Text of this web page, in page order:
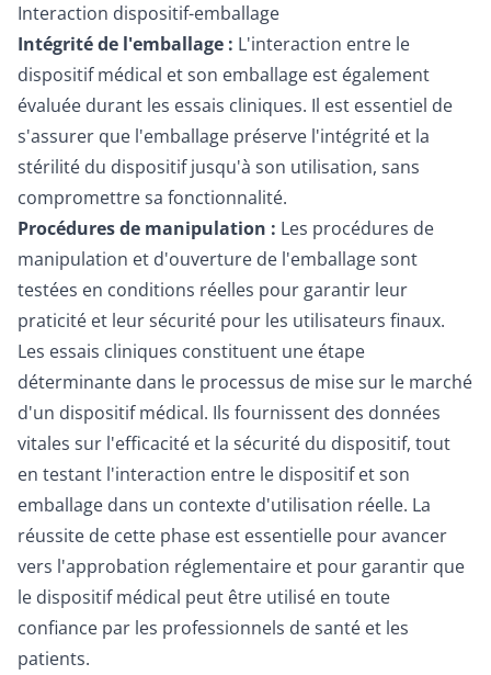
Interaction dispositif-emballage
Intégrité de l'emballage : L'interaction entre le
dispositif médical et son emballage est également
évaluée durant les essais cliniques. Il est essentiel de
s'assurer que l'emballage préserve l'intégrité et la
stérilité du dispositif jusqu'à son utilisation, sans
compromettre sa fonctionnalité.
Procédures de manipulation : Les procédures de
manipulation et d'ouverture de l'emballage sont
testées en conditions réelles pour garantir leur
praticité et leur sécurité pour les utilisateurs finaux.
Les essais cliniques constituent une étape
déterminante dans le processus de mise sur le marché
d'un dispositif médical. Ils fournissent des données
vitales sur l'efficacité et la sécurité du dispositif, tout
en testant l'interaction entre le dispositif et son
emballage dans un contexte d'utilisation réelle. La
réussite de cette phase est essentielle pour avancer
vers l'approbation réglementaire et pour garantir que
le dispositif médical peut être utilisé en toute
confiance par les professionnels de santé et les
patients.